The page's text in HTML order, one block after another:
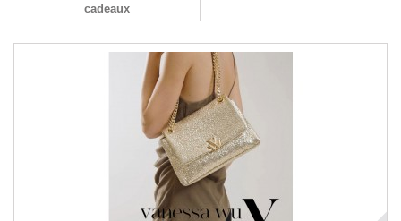
cadeaux